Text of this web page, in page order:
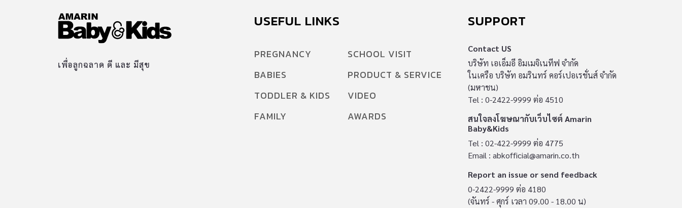
เพื่อลูกฉลาด ดี และ มีสุข
USEFUL LINKS
PREGNANCY
BABIES
TODDLER & KIDS
FAMILY
SCHOOL VISIT
PRODUCT & SERVICE
VIDEO
AWARDS
SUPPORT
Contact US
บริษัท เอเอ็มอี อิมเมจิเนทีฟ จำกัด
ในเครือ บริษัท อมรินทร์ คอร์เปอเรชั่นส์ จำกัด
(มหาชน)
Tel : 0-2422-9999 ต่อ 4510
สนใจลงโฆษณากับเว็บไซต์ Amarin
Baby&Kids
Tel : 02-422-9999 ต่อ 4775
Email : abkofficial@amarin.co.th
Report an issue or send feedback
0-2422-9999 ต่อ 4180
(จันทร์ - ศุกร์ เวลา 09.00 - 18.00 น)